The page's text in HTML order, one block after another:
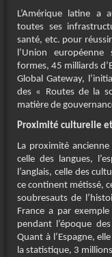
L’Amérique latine a
toutes ses
santé, etc. pour
l’Union
formes, 45 milliards
Global Gateway,
des « Routes de la
matière de
Proximité culturelle
La proximité ancienne
celle des langues,
l’anglais, celle des
ce continent métissé,
soubresauts de
France a par
pendant l’époque
Quant à l’Espagne,
la statistique, 3